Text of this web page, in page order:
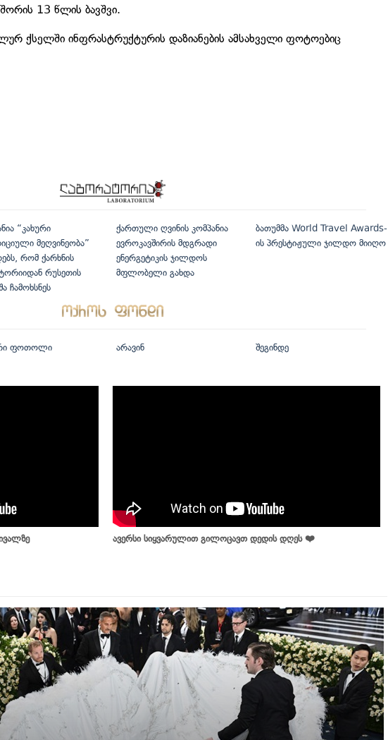
13 წლის ბავშვი.
ქსელში ინფრასტრუქტურის დაზიანების ამსახველი ფოტოებიც
“კახური
მეღვინეობა”
რომ ქარხნის
რუსეთის
ჩამოხსნეს
ქართული ღვინის კომპანია
ევროკავშირის მდგრადი
ენერგეტიკის ჯილდოს
მფლობელი გახდა
ბათუმმა World Travel Awards-
ის პრესტიჟული ჯილდო მიიღო
ფოთოლი არავინ შეგინდე
ავერსი სიყვარულით გილოცავთ დედის დღეს ❤️